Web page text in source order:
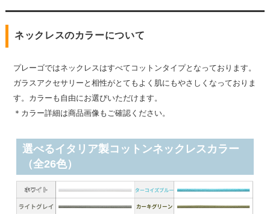
ネックレスのカラーについて
プレーゴではネックレスはすべてコットンタイプとなっております。
ガラスアクセサリーと相性がとてもよく肌にもやさしくなっておりま
す。カラーも自由にお選びいただけます。
＊カラー詳細は商品画像もご確認ください。
選べるイタリア製コットンネックレスカラー
（全26色）